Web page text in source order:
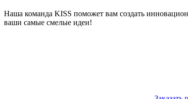
Наша команда KISS поможет вам создать
ваши самые смелые идеи!